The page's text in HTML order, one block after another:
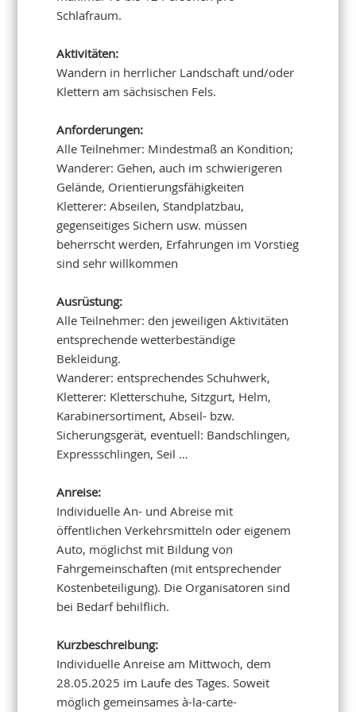
Schlafraum.
Aktivitäten:
Wandern in herrlicher Landschaft und/oder
Klettern am sächsischen Fels.
Anforderungen:
Alle Teilnehmer: Mindestmaß an Kondition;
Wanderer: Gehen, auch im schwierigeren
Gelände, Orientierungsfähigkeiten
Kletterer: Abseilen, Standplatzbau,
gegenseitiges Sichern usw. müssen
beherrscht werden, Erfahrungen im Vorstieg
sind sehr willkommen
Ausrüstung:
Alle Teilnehmer: den jeweiligen Aktivitäten
entsprechende wetterbeständige
Bekleidung.
Wanderer: entsprechendes Schuhwerk,
Kletterer: Kletterschuhe, Sitzgurt, Helm,
Karabinersortiment, Abseil- bzw.
Sicherungsgerät, eventuell: Bandschlingen,
Expressschlingen, Seil …
Anreise:
Individuelle An- und Abreise mit
öffentlichen Verkehrsmitteln oder eigenem
Auto, möglichst mit Bildung von
Fahrgemeinschaften (mit entsprechender
Kostenbeteiligung). Die Organisatoren sind
bei Bedarf behilflich.
Kurzbeschreibung:
Individuelle Anreise am Mittwoch, dem
28.05.2025 im Laufe des Tages. Soweit
möglich gemeinsames à-la-carte-